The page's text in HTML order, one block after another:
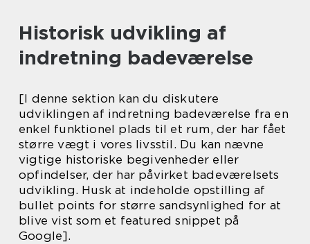
Historisk udvikling af
indretning badeværelse
[I denne sektion kan du diskutere
udviklingen af indretning badeværelse fra en
enkel funktionel plads til et rum, der har fået
større vægt i vores livsstil. Du kan nævne
vigtige historiske begivenheder eller
opfindelser, der har påvirket badeværelsets
udvikling. Husk at indeholde opstilling af
bullet points for større sandsynlighed for at
blive vist som et featured snippet på
Google].